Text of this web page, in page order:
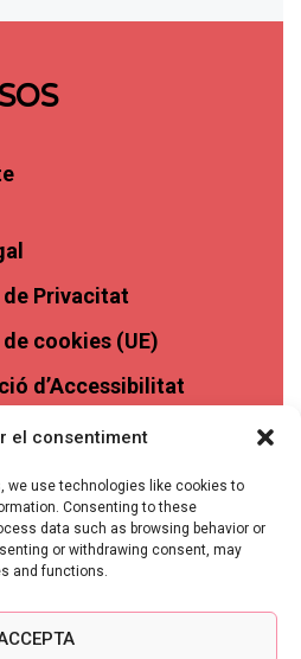
el consentiment
we use technologies like cookies to
Consenting to these
data such as browsing behavior or
or withdrawing consent, may
and functions.
Privacitat
cookies (UE)
d’Accessibilitat